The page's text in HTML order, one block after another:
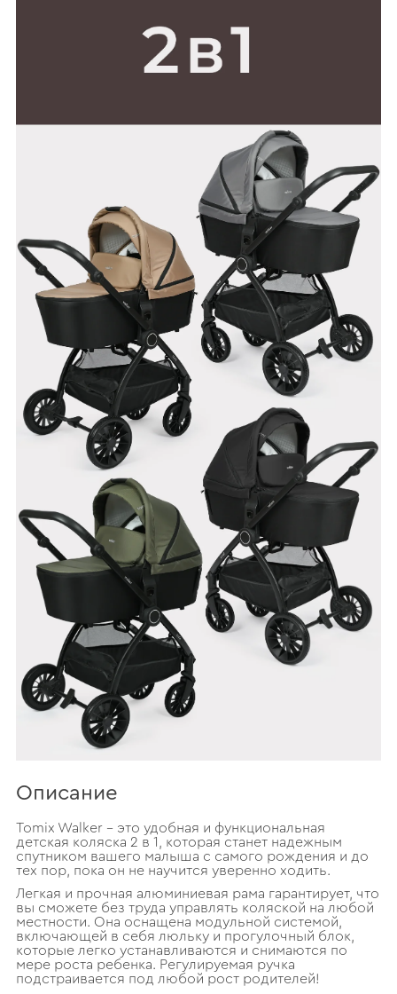
Описание
Tomix Walker – это удобная и функциональная
детская коляска 2 в 1, которая станет надежным
спутником вашего малыша с самого рождения и до
тех пор, пока он не научится уверенно ходить.
Легкая и прочная алюминиевая рама гарантирует, что
вы сможете без труда управлять коляской на любой
местности. Она оснащена модульной системой,
включающей в себя люльку и прогулочный блок,
которые легко устанавливаются и снимаются по
мере роста ребенка. Регулируемая ручка
подстраивается под любой рост родителей!